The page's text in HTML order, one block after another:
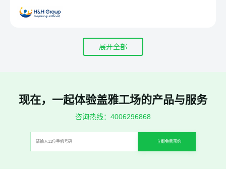
展开全部
现在，一起体验盖雅工场的产品与服务
咨询热线：4006296868
立即免费预约